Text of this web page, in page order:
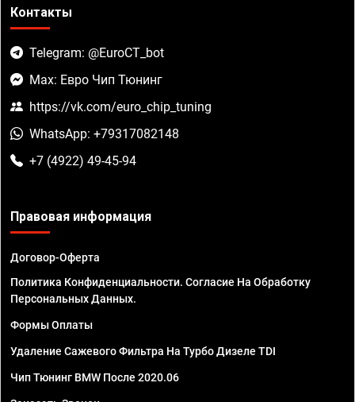
Контакты
Telegram: @EuroCT_bot
Max: Евро Чип Тюнинг
https://vk.com/euro_chip_tuning
WhatsApp: +79317082148
+7 (4922) 49-45-94
Правовая информация
Договор-Оферта
Политика Конфиденциальности. Согласие На Обработку
Персональных Данных.
Формы Оплаты
Удаление Сажевого Фильтра На Турбо Дизеле TDI
Чип Тюнинг BMW После 2020.06